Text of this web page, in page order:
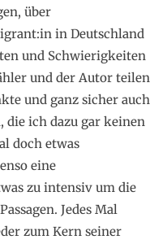
über
in Deutschland
und Schwierigkeiten
und der Autor teilen
und ganz sicher auch
die ich dazu gar keinen
doch etwas
eine
zu intensiv um die
Jedes Mal
zum Kern seiner